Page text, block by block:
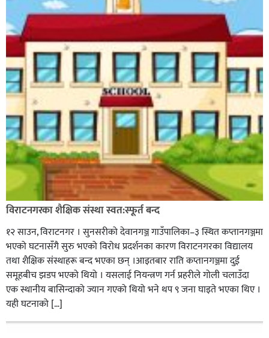
विराटनगरका शैक्षिक संस्था स्वत:स्फूर्त बन्द
१२ साउन, विराटनगर । सुनसरीको देवानगञ्ज गाउँपालिका–३ स्थित कप्तानगञ्जमा
भएको घटनासँगै सुरु भएको विरोध प्रदर्शनका कारण विराटनगरका विद्यालय
तथा शैक्षिक संस्थाहरू बन्द भएका छन् ।आइतबार राति कप्तानगञ्जमा दुई
समूहबीच झडप भएको थियो । यसलाई नियन्त्रण गर्न प्रहरीले गोली चलाउँदा
एक स्थानीय बासिन्दाको ज्यान गएको थियो भने थप ९ जना घाइते भएका थिए ।
यही घटनाको […]